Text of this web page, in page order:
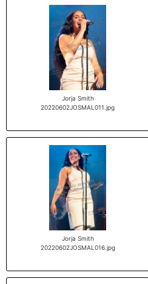
Jorja Smith
20220602JOSMAL011.jpg
Jorja Smith
20220602JOSMAL016.jpg